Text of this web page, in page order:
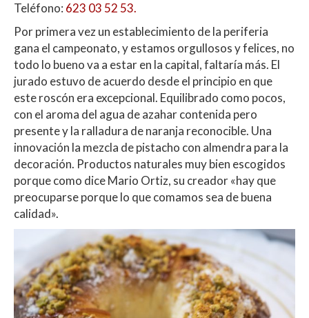
Teléfono: 623 03 52 53.
Por primera vez un establecimiento de la periferia
gana el campeonato, y estamos orgullosos y felices, no
todo lo bueno va a estar en la capital, faltaría más. El
jurado estuvo de acuerdo desde el principio en que
este roscón era excepcional. Equilibrado como pocos,
con el aroma del agua de azahar contenida pero
presente y la ralladura de naranja reconocible. Una
innovación la mezcla de pistacho con almendra para la
decoración. Productos naturales muy bien escogidos
porque como dice Mario Ortiz, su creador «hay que
preocuparse porque lo que comamos sea de buena
calidad».